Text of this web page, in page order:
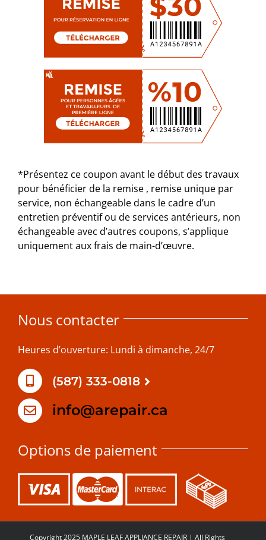
*Présentez ce coupon avant le début des travaux
pour bénéficier de la remise , remise unique par
service, non échangeable dans le cadre d’un
entretien préventif ou de services antérieurs, non
échangeable avec d’autres coupons, s’applique
uniquement aux frais de main-d’œuvre.
Nous contacter
Heures d’ouverture: Lundi à dimanche, 24/7
(587) 333-0818
info@arepair.ca
Options de paiement
Copyright 2025 MAPLE LEAF APPLIANCE REPAIR | All Rights